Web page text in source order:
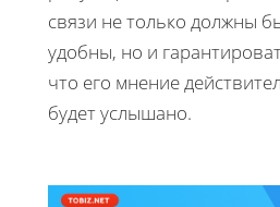
связи не только должны
удобны, но и
что его мнение
будет услышано.